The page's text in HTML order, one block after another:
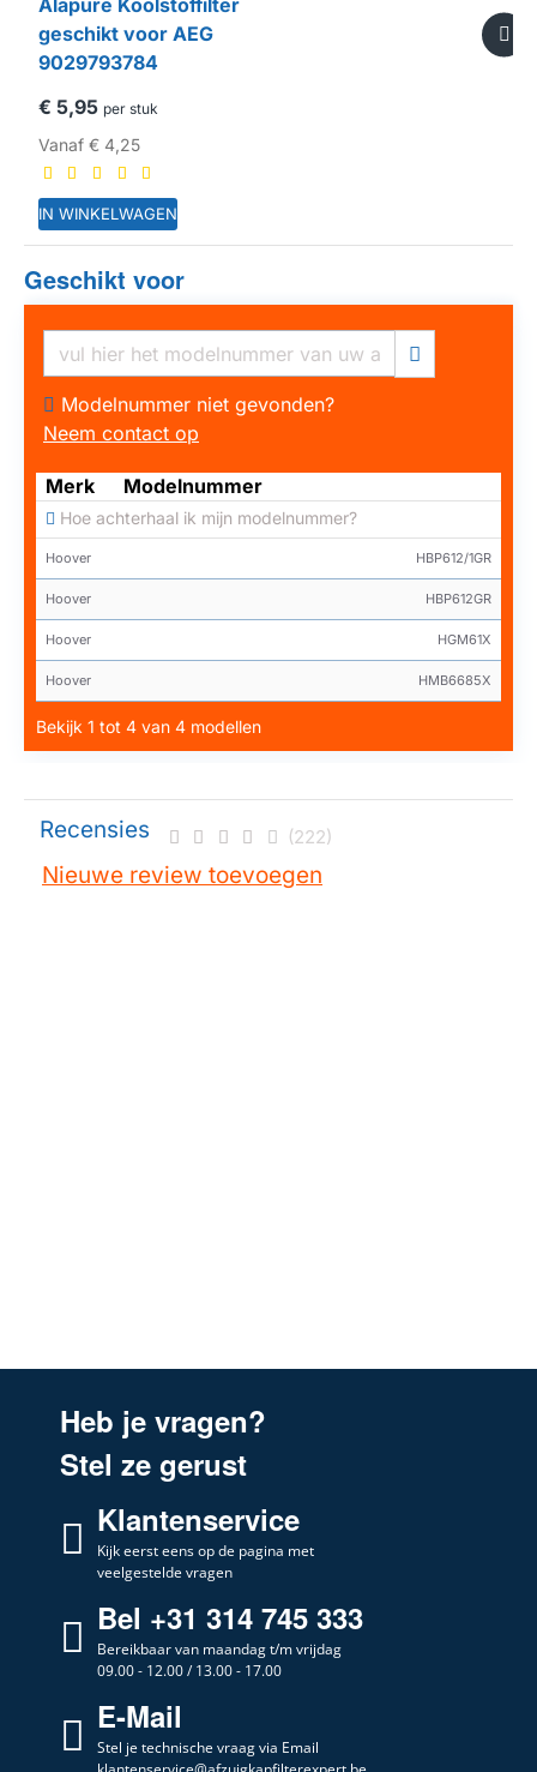
HUISMERK
geschikt voor AEG
9029793784
€ 5,95 per stuk
Vanaf € 4,25
IN WINKELWAGEN
Geschikt voor
Modelnummer niet gevonden?
Neem contact op
Merk Modelnummer
Hoe achterhaal ik mijn modelnummer?
Hoover HBP612/1GR
Hoover HBP612GR
Hoover HGM61X
Hoover HMB6685X
Bekijk 1 tot 4 van 4 modellen
Recensies (222)
Nieuwe review toevoegen
Heb je vragen?
Stel ze gerust
Klantenservice
Kijk eerst eens op de pagina met
veelgestelde vragen
Bel +31 314 745 333
Bereikbaar van maandag t/m vrijdag
09.00 - 12.00 / 13.00 - 17.00
E-Mail
Stel je technische vraag via Email